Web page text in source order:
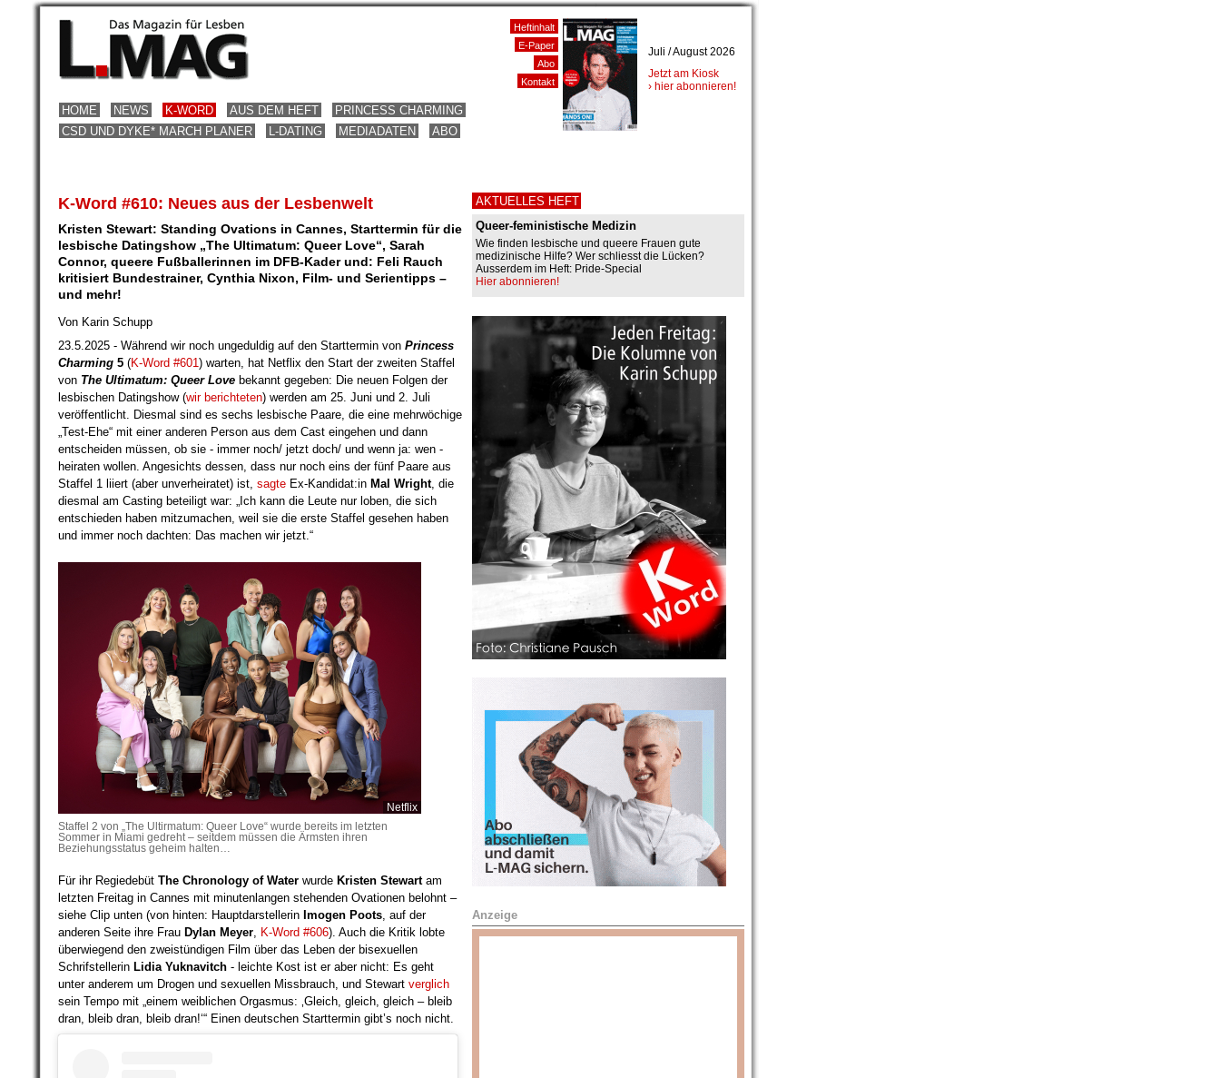
HOME NEWS K-WORD AUS DEM HEFT
PRINCESS CHARMING
CSD UND DYKE* MARCH PLANER
L-DATING MEDIADATEN ABO
K-Word #610: Neues aus der Lesbenwelt
Kristen Stewart: Standing Ovations in Cannes, Starttermin für die
lesbische Datingshow „The Ultimatum: Queer Love“, Sarah
Connor, queere Fußballerinnen im DFB-Kader und: Feli Rauch
kritisiert Bundestrainer, Cynthia Nixon, Film- und Serientipps –
und mehr!
Von Karin Schupp
23.5.2025 - Während wir noch ungeduldig auf den Starttermin von Princess
Charming 5 (K-Word #601) warten, hat Netflix den Start der zweiten Staffel
von The Ultimatum: Queer Love bekannt gegeben: Die neuen Folgen der
lesbischen Datingshow (wir berichteten) werden am 25. Juni und 2. Juli
veröffentlicht. Diesmal sind es sechs lesbische Paare, die eine mehrwöchige
„Test-Ehe“ mit einer anderen Person aus dem Cast eingehen und dann
entscheiden müssen, ob sie - immer noch/ jetzt doch/ und wenn ja: wen -
heiraten wollen. Angesichts dessen, dass nur noch eins der fünf Paare aus
Staffel 1 liiert (aber unverheiratet) ist, sagte Ex-Kandidat:in Mal Wright, die
diesmal am Casting beteiligt war: „Ich kann die Leute nur loben, die sich
entschieden haben mitzumachen, weil sie die erste Staffel gesehen haben
und immer noch dachten: Das machen wir jetzt.“
Netflix
Staffel 2 von „The Ultirmatum: Queer Love“ wurde bereits im letzten
Sommer in Miami gedreht – seitdem müssen die Ärmsten ihren
Beziehungsstatus geheim halten…
Für ihr Regiedebüt The Chronology of Water wurde Kristen Stewartam
letzten Freitag in Cannes mit minutenlangen stehenden Ovationen belohnt –
siehe Clip unten (von hinten: Hauptdarstellerin Imogen Poots, auf der
anderen Seite ihre Frau Dylan Meyer, K-Word #606). Auch die Kritik lobte
überwiegend den zweistündigen Film über das Leben der bisexuellen
Schrifstellerin Lidia Yuknavitch - leichte Kost ist er aber nicht: Es geht
unter anderem um Drogen und sexuellen Missbrauch, und Stewart verglich
sein Tempo mit „einem weiblichen Orgasmus: ‚Gleich, gleich, gleich – bleib
dran, bleib dran, bleib dran!‘“ Einen deutschen Starttermin gibt’s noch nicht.
AKTUELLES HEFT
Queer-feministische Medizin
Wie finden lesbische und queere Frauen gute
medizinische Hilfe? Wer schliesst die Lücken?
Ausserdem im Heft: Pride-Special
Hier abonnieren!
Anzeige
Heftinhalt
E-Paper
Abo
Kontakt
Juli / August 2026
Jetzt am Kiosk
› hier abonnieren!
Bleibt out und proud!
Nur mit euch, unseren Leser:innen und online-
Nutzer:innen, bekommen wir das hin! Helft uns, damit
wir diese Zeiten durchstehen, die in politischer wie
finanzieller Hinsicht nicht einfach sind. Journalismus, der
nicht nur in Social Media Bubbles stattfindet, unabhängig
ist und dialogbereit bleibt, hat es zunehmend schwer.